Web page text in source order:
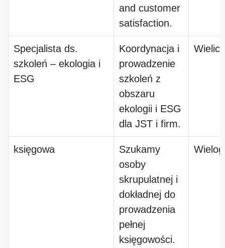
and customer
satisfaction.
Specjalista ds.
szkoleń – ekologia i
ESG
Koordynacja i
prowadzenie
szkoleń z
obszaru
ekologii i ESG
dla JST i firm.
księgowa
Szukamy
osoby
skrupulatnej i
dokładnej do
prowadzenia
pełnej
księgowości.